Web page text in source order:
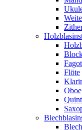
Flöte
Oboe